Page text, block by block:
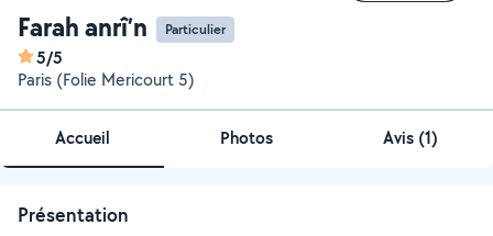
Farah anrî’n Particulier
5/5
Paris (Folie Mericourt 5)
Accueil Photos Avis (1)
Présentation